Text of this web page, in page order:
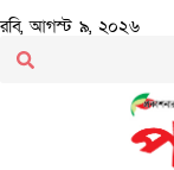
রবি, আগস্ট ৯, ২০২৬